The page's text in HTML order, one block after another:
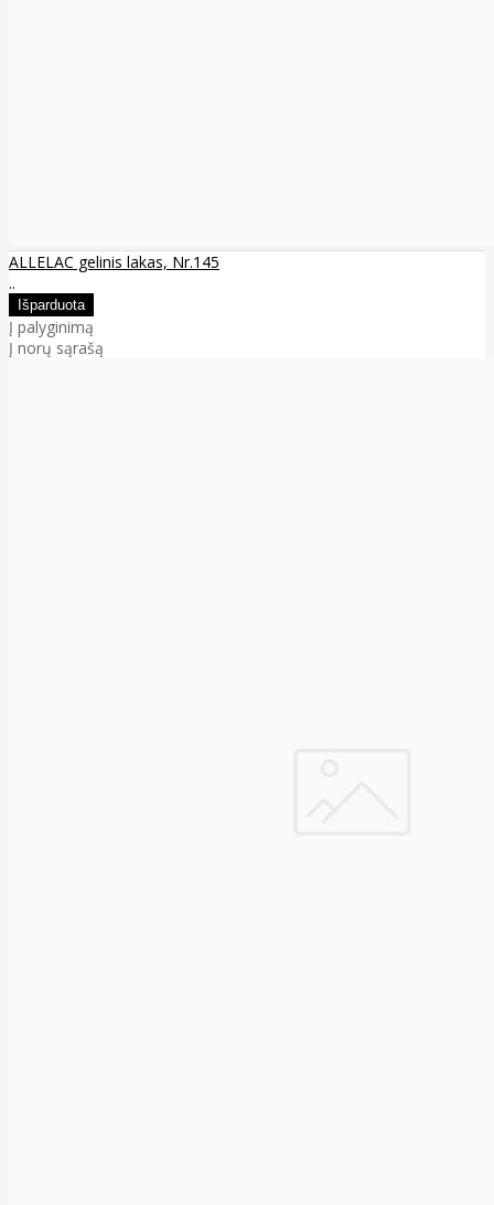
ALLELAC gelinis lakas, Nr.145
..
Į palyginimą
Į norų sąrašą